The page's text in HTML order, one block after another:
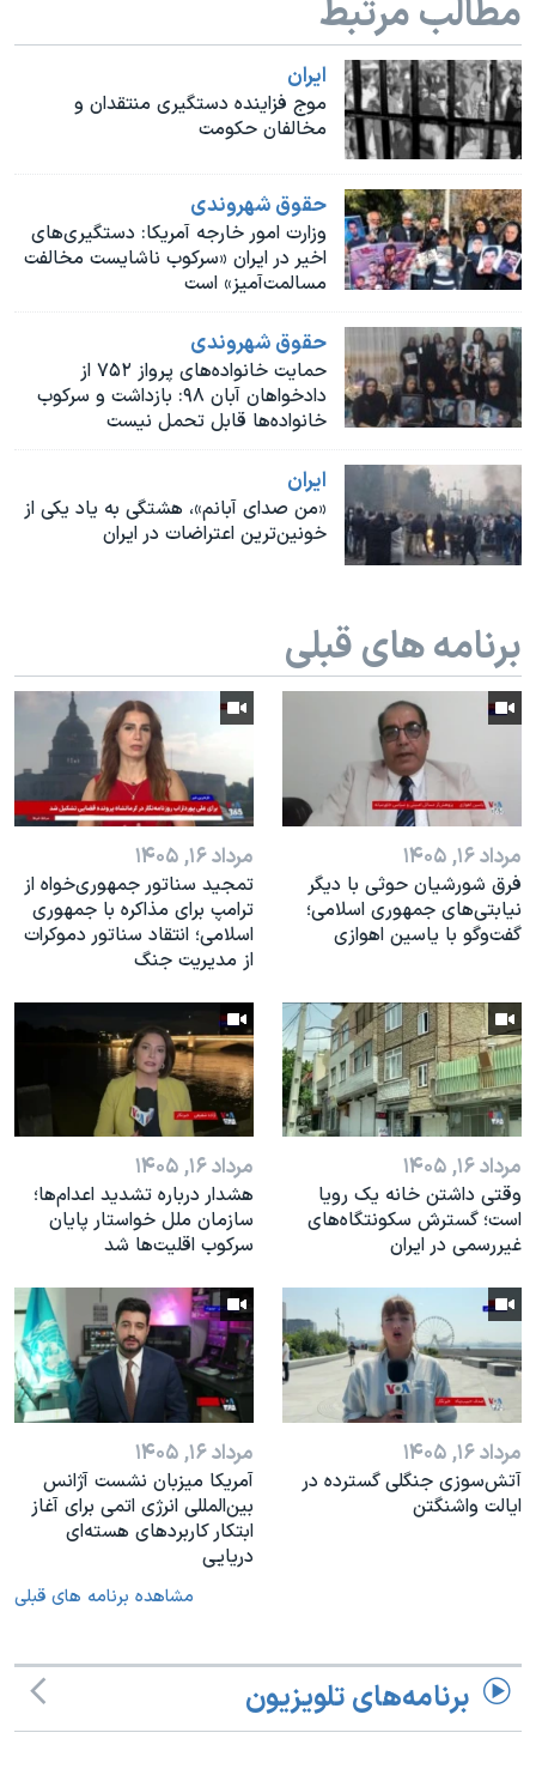
نرگس محمدی برنده جایزه نوبل صلح
همایش محافظه‌کاران آمریکا «سی‌پک»
صفحه‌های ویژه
مطالب مرتبط
ايران
موج فزاینده دستگیری‌ منتقدان و
مخالفان حکومت
حقوق شهروندی
وزارت امور خارجه آمریکا: دستگیری‌های
اخیر در ایران «سرکوب ناشایست مخالفت
مسالمت‌آمیز» است
حقوق شهروندی
حمایت خانواده‌های پرواز ۷۵۲ از
دادخواهان آبان ۹۸: بازداشت و سرکوب
خانواده‌ها قابل تحمل نیست
ايران
«من صدای آبانم»، هشتگی به یاد یکی از
خونین‌ترین اعتراضات در ایران
برنامه های قبلی
مرداد ۱۶, ۱۴۰۵
فرق شورشیان حوثی با دیگر
نیابتی‌های جمهوری اسلامی؛
گفت‌وگو با یاسین اهوازی
مرداد ۱۶, ۱۴۰۵
تمجید سناتور جمهوری‌خواه از
ترامپ برای مذاکره با جمهوری
اسلامی؛ انتقاد سناتور دموکرات
از مدیریت جنگ
مرداد ۱۶, ۱۴۰۵
وقتی داشتن خانه یک رویا
است؛ گسترش سکونتگاه‌های
غیررسمی در ایران
مرداد ۱۶, ۱۴۰۵
هشدار درباره تشدید اعدام‌ها؛
سازمان ملل خواستار پایان
سرکوب اقلیت‌ها شد
مرداد ۱۶, ۱۴۰۵
آتش‌سوزی جنگلی گسترده در
ایالت واشنگتن
مرداد ۱۶, ۱۴۰۵
آمریکا میزبان نشست آژانس
بین‌المللی انرژی اتمی برای آغاز
ابتکار کاربردهای هسته‌ای
دریایی
مشاهده برنامه های قبلی
برنامه‌های تلویزیون